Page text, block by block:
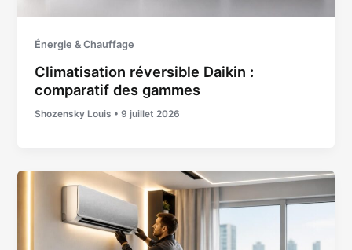
Énergie & Chauffage
Climatisation réversible Daikin :
comparatif des gammes
Shozensky Louis •9 juillet 2026